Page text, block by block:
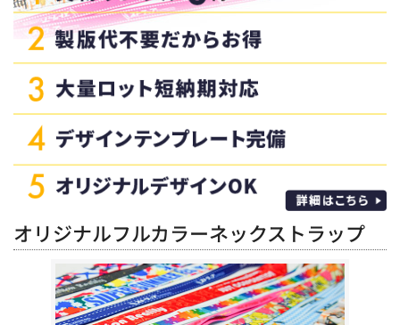
オリジナルフルカラーネックストラップ